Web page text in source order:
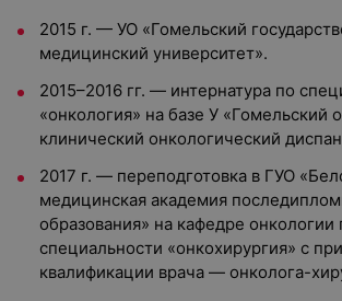
2015 г. — УО «Гомельский
медицинский университет».
2015–2016 гг. — интернатура по
«онкология» на базе У «Гомельский
клинический онкологический
2017 г. — переподготовка в ГУО
медицинская академия
образования» на кафедре онкологии
специальности «онкохирургия» с
квалификации врача — онколога-